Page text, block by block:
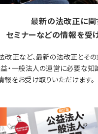
最新の法改正に関
セミナーなどの情報を受
改正など、最新の法改正とそ
益・一般法人の運営に必要な知
報をお受け取りいただけます。